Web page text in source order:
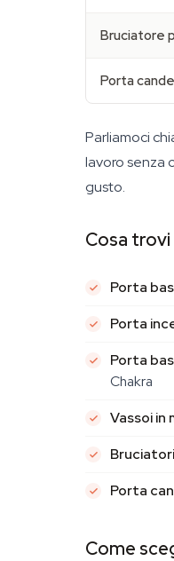
Bruciatore
Porta
Parliamoci
lavoro senza
gusto.
Cosa trovi
Porta
Porta
Porta
Chakra
Vassoi in
Porta
Come